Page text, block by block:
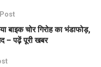
बाइक चोर गिरोह का भंडाफोड़,
– पढ़ें पूरी खबर